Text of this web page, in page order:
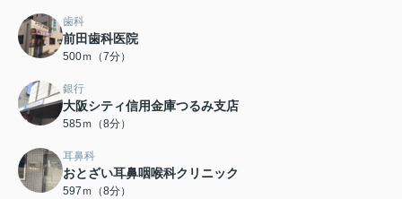
歯科
前田歯科医院
500ｍ（7分）
銀行
大阪シティ信用金庫つるみ支店
585ｍ（8分）
耳鼻科
おとざい耳鼻咽喉科クリニック
597ｍ（8分）